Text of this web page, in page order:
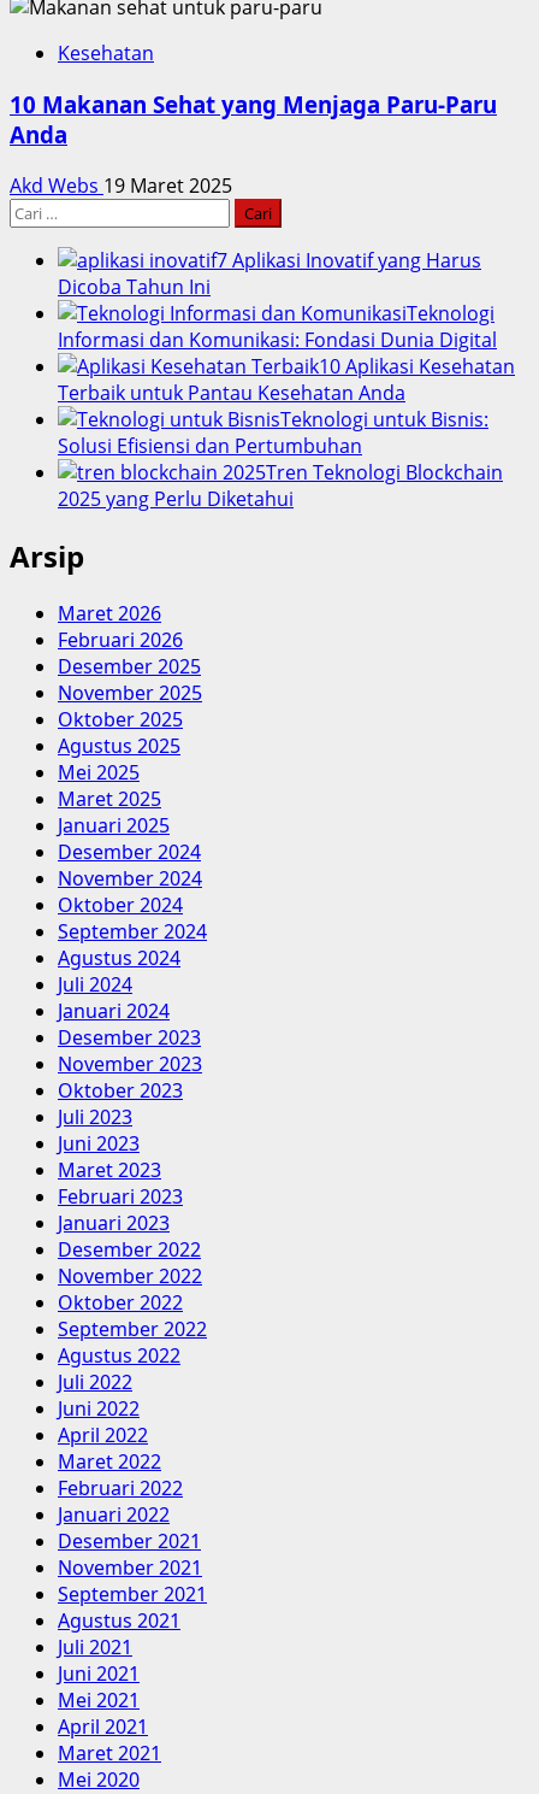
Kesehatan
10 Makanan Sehat yang Menjaga Paru-Paru
Anda
Akd Webs 19 Maret 2025
Cari
untuk:
7 Aplikasi Inovatif yang Harus
Dicoba Tahun Ini
Teknologi
Informasi dan Komunikasi: Fondasi Dunia Digital
10 Aplikasi Kesehatan
Terbaik untuk Pantau Kesehatan Anda
Teknologi untuk Bisnis:
Solusi Efisiensi dan Pertumbuhan
Tren Teknologi Blockchain
2025 yang Perlu Diketahui
Arsip
Maret 2026
Februari 2026
Desember 2025
November 2025
Oktober 2025
Agustus 2025
Mei 2025
Maret 2025
Januari 2025
Desember 2024
November 2024
Oktober 2024
September 2024
Agustus 2024
Juli 2024
Januari 2024
Desember 2023
November 2023
Oktober 2023
Juli 2023
Juni 2023
Maret 2023
Februari 2023
Januari 2023
Desember 2022
November 2022
Oktober 2022
September 2022
Agustus 2022
Juli 2022
Juni 2022
April 2022
Maret 2022
Februari 2022
Januari 2022
Desember 2021
November 2021
September 2021
Agustus 2021
Juli 2021
Juni 2021
Mei 2021
April 2021
Maret 2021
Mei 2020